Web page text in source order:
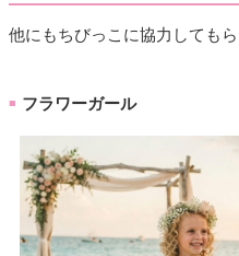
他にもちびっこに協力しても
■ フラワーガール